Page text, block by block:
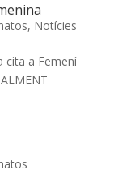
, Notícies
cita a Femení